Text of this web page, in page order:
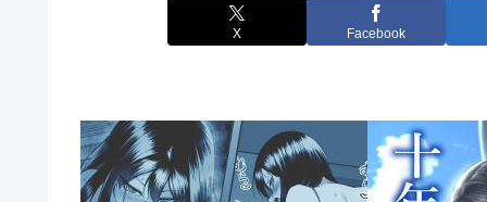
X Facebook